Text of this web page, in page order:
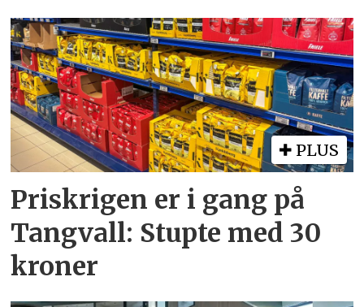
PLUS
Priskrigen er i gang på
Tangvall: Stupte med 30
kroner